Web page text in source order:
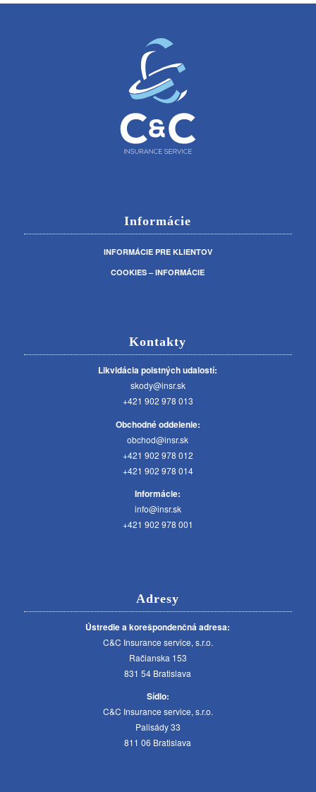
Informácie
INFORMÁCIE PRE KLIENTOV
COOKIES – INFORMÁCIE
Kontakty
Likvidácia poistných udalostí:
skody@insr.sk
+421 902 978 013
Obchodné oddelenie:
obchod@insr.sk
+421 902 978 012
+421 902 978 014
Informácie:
info@insr.sk
+421 902 978 001
Adresy
Ústredie a korešpondenčná adresa:
C&C Insurance service, s.r.o.
Račianska 153
831 54 Bratislava
Sídlo:
C&C Insurance service, s.r.o.
Palisády 33
811 06 Bratislava